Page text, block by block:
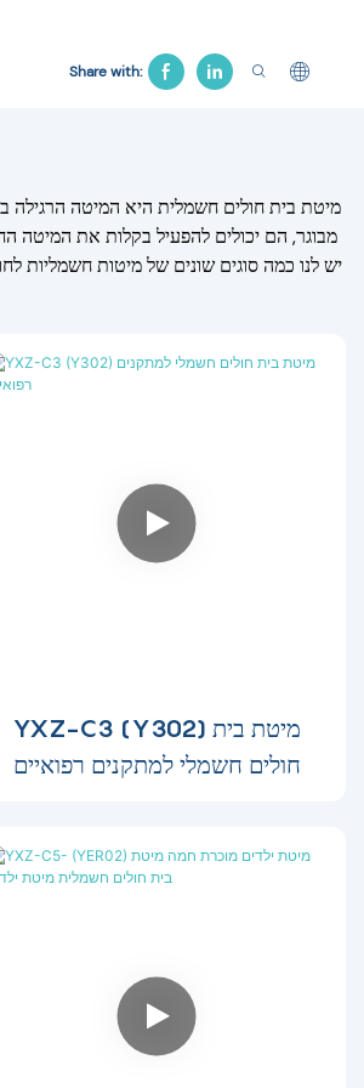
מיטת משיכה מוצר הלוויה Share with:
מיטת בית חולים חשמלית היא המיטה הרגילה
מבוגר, הם יכולים להפעיל בקלות את המיטה
יש לנו כמה סוגים שונים של מיטות חשמליות
YXZ-C3 (Y302) מיטת בית
חולים חשמלי למתקנים רפואיים